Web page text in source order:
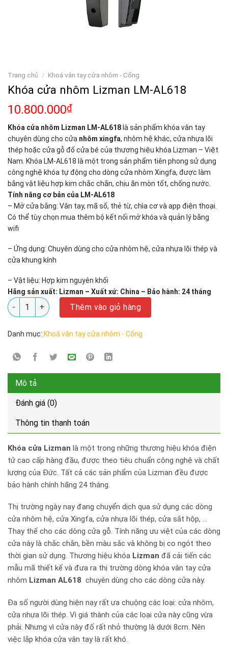
Trang chủ / Khoá vân tay cửa nhôm - Cổng
Khóa cửa nhôm Lizman LM-AL618
10.800.000₫
Khóa cửa nhôm Lizman LM-AL618 là sản phẩm khóa vân tay
chuyên dùng cho cửa nhôm xingfa, nhôm hệ khác, cửa nhựa lõi
thép hoặc cửa gỗ đố cửa bé của thương hiệu khóa Lizman – Việt
Nam. Khóa LM-AL618 là một trong sản phẩm tiên phong sử dụng
công nghệ khóa tự động cho dòng cửa nhôm Xingfa, được làm
bằng vật liệu hợp kim chắc chắn, chịu ăn mòn tốt, chống nước.
Tính năng cơ bản của LM-AL618
– Mở cửa bằng: Vân tay, mã số, thẻ từ, chìa cơ và app điện thoại.
Có thể tùy chọn mua thêm bộ kết nối mở khóa và quản lý bằng
wifi
– Ứng dụng: Chuyên dùng cho cửa nhôm hệ, cửa nhựa lõi thép và
cửa khung kính
– Vật liệu: Hợp kim nguyên khối
Hãng sản xuất: Lizman – Xuất xứ: China – Bảo hành: 24 tháng
Khóa cửa nhôm Lizman LM-AL618 số lượng
Thêm vào giỏ hàng
Danh mục: Khoá vân tay cửa nhôm - Cổng
Mô tả
Đánh giá (0)
Thông tin thanh toán
Khóa cửa Lizman là một trong những thương hiệu khóa điện
tử cao cấp hàng đầu, được theo tiêu chuẩn công nghệ và chất
lượng của Đức. Tất cả các sản phẩm của Lizman đều được
bảo hành chính hãng 24 tháng.
Thị trường ngày nay đang chuyển dịch qua sử dụng các dòng
cửa nhôm hệ, cửa Xingfa, cửa nhựa lõi thép, cửa sắt hộp, …
Thay thế cho các dòng cửa gỗ. Tính năng ưu việt của các dòng
cửa này là chắc chắn, bền màu sắc và không bị co ngót theo
thời gian sử dụng. Thương hiệu khóa Lizman đã cải tiến các
mẫu mã thiết kế và đưa ra thị trường dòng khóa vân tay cửa
nhôm Lizman AL618 chuyên dùng cho các dòng cửa này.
Đa số người dùng hiện nay rất ưa chuộng các loại: cửa nhôm,
cửa nhựa lõi thép. Vì giá thành của các loại cửa này cũng vừa
phải. Nhưng vì cửa này đố rất nhỏ thường là dưới 8cm. Nên
việc lắp khóa cửa vân tay là rất khó.